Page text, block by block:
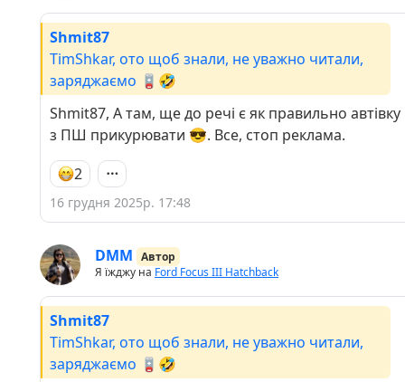
Shmit87
TimShkar, ото щоб знали, не уважно читали,
заряджаємо 🪫🤣
Shmit87, А там, ще до речі є як правильно автівку
з ПШ прикурювати 😎. Все, стоп реклама.
2
16 грудня 2025р. 17:48
DMM Автор
Я їжджу на Ford Focus III Hatchback
Shmit87
TimShkar, ото щоб знали, не уважно читали,
заряджаємо 🪫🤣